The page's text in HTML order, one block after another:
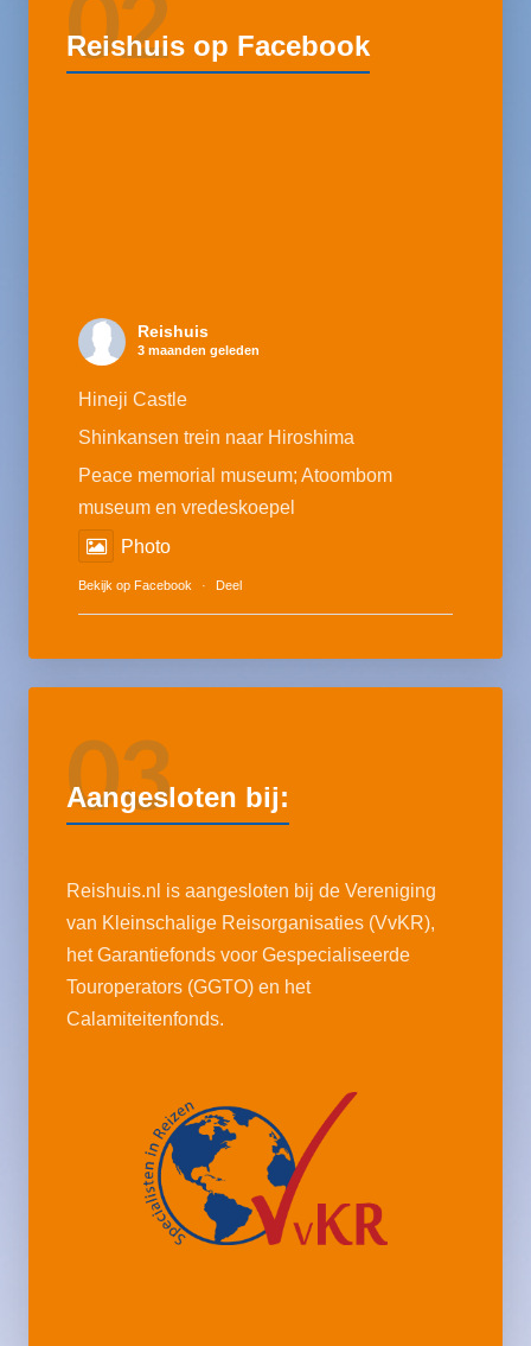
Reishuis op Facebook
Reishuis
3 maanden geleden
Hineji Castle
Shinkansen trein naar Hiroshima
Peace memorial museum; Atoombom
museum en vredeskoepel
Photo
Bekijk op Facebook · Deel
03
Aangesloten bij:
Reishuis.nl is aangesloten bij de Vereniging
van Kleinschalige Reisorganisaties (VvKR),
het Garantiefonds voor Gespecialiseerde
Touroperators (GGTO) en het
Calamiteitenfonds.